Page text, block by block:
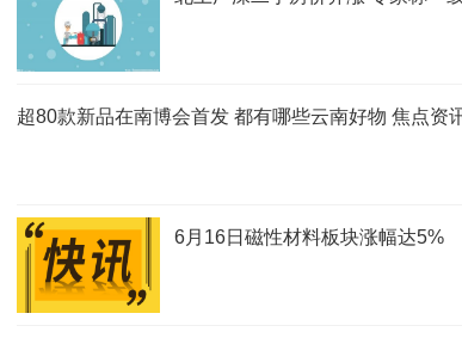
超80款新品在南博会首发 都有哪些云南好物 焦点资
6月16日磁性材料板块涨幅达5%